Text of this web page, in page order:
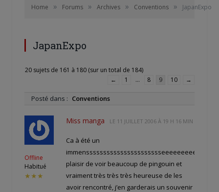
Home » Forums » Archives » Conventions » JapanExpo
JapanExpo
20 sujets de 161 à 180 (sur un total de 184)
←
1 … 8 9 10 →
Posté dans : Conventions
Offline
Habitué
★★★
Miss manga LE 11 JUILLET 2006 À 19 H 16 MIN
Ca à été un
immensssssssssssssssssssssseeeeeeeeeeeeee
plaisir de voir beaucoup de pingouin et
vraiment très très très heureuse de les
avoir rencontré, j’en garderais un souvenir